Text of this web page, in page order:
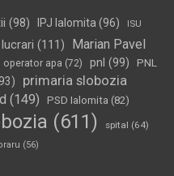
(98) IPJ Ialomita (96) ISU
lucrari (111)
Marian Pavel
operator apa (72) pnl (99)
PNL
primaria slobozia
(149) PSD Ialomita (82)
(611) spital (64)
(56)